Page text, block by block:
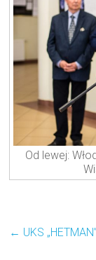
Od lewej:
← UKS